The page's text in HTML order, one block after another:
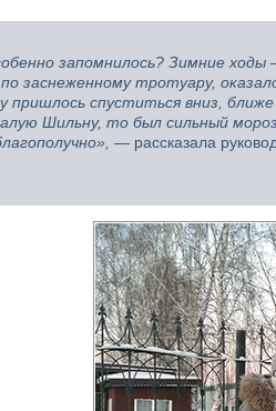
запомнилось? Зимние
заснеженному тротуару,
пришлось спуститься вниз,
Шильну, то был сильный
— рассказала